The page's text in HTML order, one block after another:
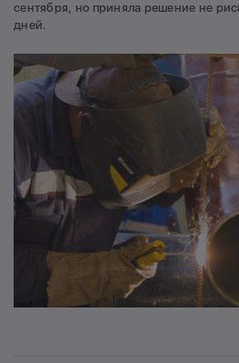
сентября, но приняла решение не
дней.